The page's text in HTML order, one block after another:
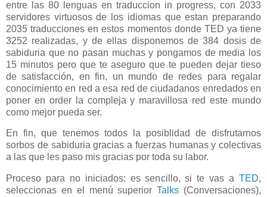
entre las 80 lenguas en traduccion in progress, con 2033
servidores virtuosos de los idiomas que estan preparando
2035 traducciones en estos momentos donde TED ya tiene
3252 realizadas, y de ellas disponemos de 384 dosis de
sabiduria que no pasan muchas y pongamos de media los
15 minutos pero que te aseguro que te pueden dejar tieso
de satisfacción, en fin, un mundo de redes para regalar
conocimiento en red a esa red de ciudadanos enredados en
poner en order la compleja y maravillosa red este mundo
como mejor pueda ser.
En fin, que tenemos todos la posiblidad de disfrutarnos
sorbos de sabiduria gracias a fuerzas humanas y colectivas
a las que les paso mis gracias por toda su labor.
Proceso para no iniciados: es sencillo, si te vas a TED,
seleccionas en el menú superiorTalks (Conversaciones),